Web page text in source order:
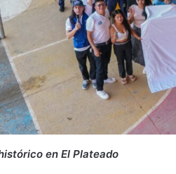
en El Plateado